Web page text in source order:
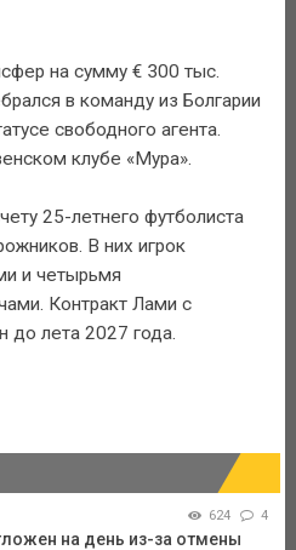
на сумму € 300 тыс.
в команду из Болгарии
свободного агента.
клубе «Мура».
25-летнего футболиста
В них игрок
и четырьмя
Контракт Лами с
до лета 2027 года.
624 4
на день из-за отмены